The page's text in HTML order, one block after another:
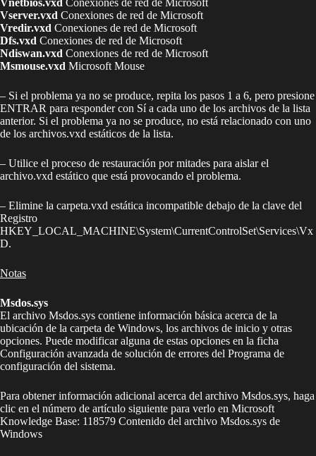
Vserver.vxd Conexiones de red de Microsoft
Vredir.vxd Conexiones de red de Microsoft
Dfs.vxd Conexiones de red de Microsoft
Ndiswan.vxd Conexiones de red de Microsoft
Msmouse.vxd Microsoft Mouse
– Si el problema ya no se produce, repita los pasos 1 a 6, pero presione
ENTRAR para responder con Sí a cada uno de los archivos de la lista
anterior. Si el problema ya no se produce, no está relacionado con uno
de los archivos.vxd estáticos de la lista.
– Utilice el proceso de restauración por mitades para aislar el
archivo.vxd estático que está provocando el problema.
– Elimine la carpeta.vxd estática incompatible debajo de la clave del
Registro
HKEY_LOCAL_MACHINE\System\CurrentControlSet\Services\Vx
D.
Notas
Msdos.sys
El archivo Msdos.sys contiene información básica acerca de la
ubicación de la carpeta de Windows, los archivos de inicio y otras
opciones. Puede modificar alguna de estas opciones en la ficha
Configuración avanzada de solución de errores del Programa de
configuración del sistema.
Para obtener información adicional acerca del archivo Msdos.sys, haga
clic en el número de artículo siguiente para verlo en Microsoft
Knowledge Base: 118579 Contenido del archivo Msdos.sys de
Windows